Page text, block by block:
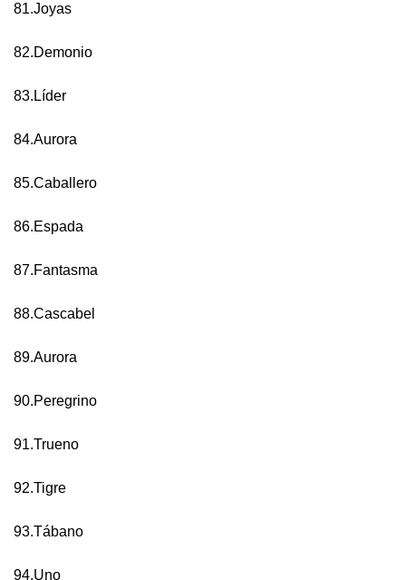
81.Joyas
82.Demonio
83.Líder
84.Aurora
85.Caballero
86.Espada
87.Fantasma
88.Cascabel
89.Aurora
90.Peregrino
91.Trueno
92.Tigre
93.Tábano
94.Uno